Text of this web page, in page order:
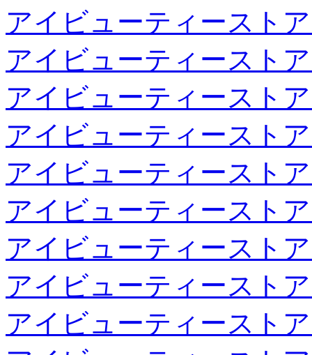
アイビューティースト
アイビューティースト
アイビューティースト
アイビューティースト
アイビューティースト
アイビューティースト
アイビューティースト
アイビューティースト
アイビューティースト